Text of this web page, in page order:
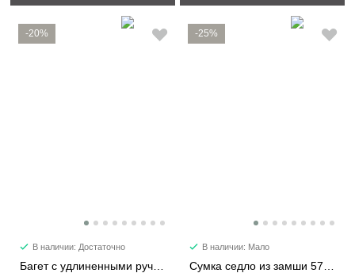
-20%
В наличии: Достаточно
-25%
В наличии: Мало